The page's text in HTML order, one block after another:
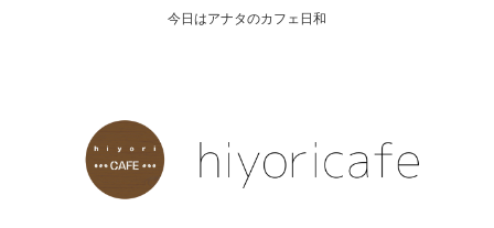
今日はアナタのカフェ日和